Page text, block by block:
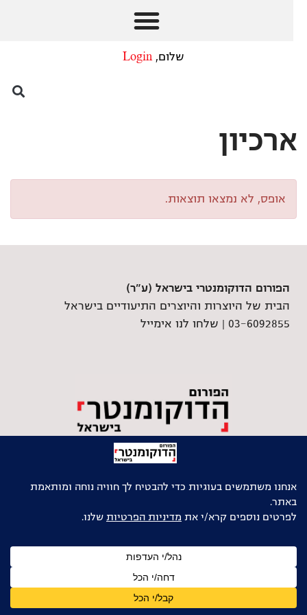
שלום,Login
ארכיון
אופס, לא נמצאו תוצאות.
הפורום הדוקומנטרי בישראל (ע"ר)
הבית של היוצרות והיוצרים התיעודיים בישראל
03-6092855 |
שלחו לנו אימייל
העמוד